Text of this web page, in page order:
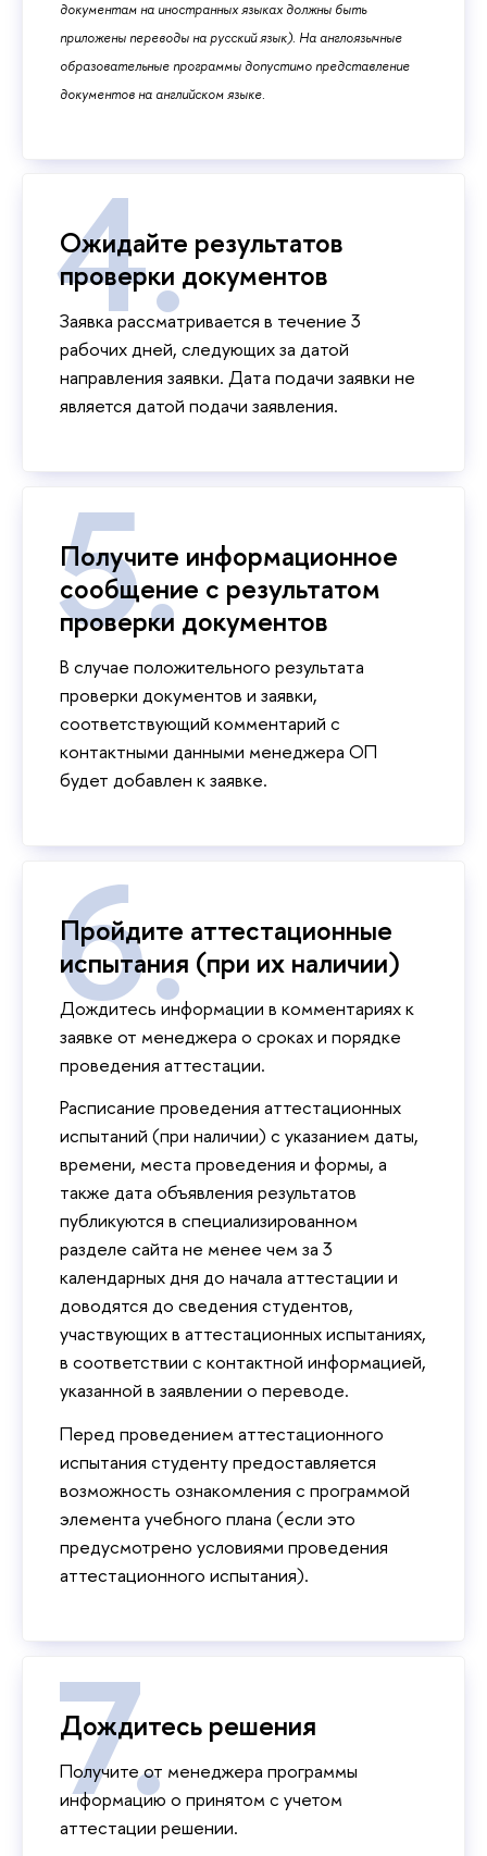
документам на иностранных языках должны быть
приложены переводы на русский язык). На англоязычные
образовательные программы допустимо представление
документов на английском языке.
Ожидайте результатов
проверки документов
Заявка рассматривается в течение 3
рабочих дней, следующих за датой
направления заявки. Дата подачи заявки не
является датой подачи заявления.
Получите информационное
сообщение с результатом
проверки документов
В случае положительного результата
проверки документов и заявки,
соответствующий комментарий с
контактными данными менеджера ОП
будет добавлен к заявке.
Пройдите аттестационные
испытания (при их наличии)
Дождитесь информации в комментариях к
заявке от менеджера о сроках и порядке
проведения аттестации.
Расписание проведения аттестационных
испытаний (при наличии) с указанием даты,
времени, места проведения и формы, а
также дата объявления результатов
публикуются в специализированном
разделе сайта не менее чем за 3
календарных дня до начала аттестации и
доводятся до сведения студентов,
участвующих в аттестационных испытаниях,
в соответствии с контактной информацией,
указанной в заявлении о переводе.
Перед проведением аттестационного
испытания студенту предоставляется
возможность ознакомления с программой
элемента учебного плана (если это
предусмотрено условиями проведения
аттестационного испытания).
Дождитесь решения
Получите от менеджера программы
информацию о принятом с учетом
аттестации решении.